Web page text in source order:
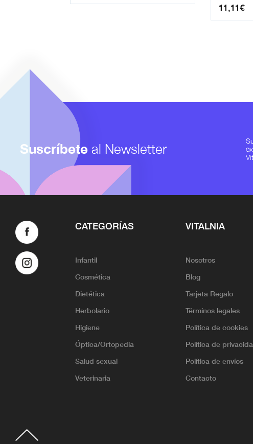
11,11€
Suscríbete al Newsletter
CATEGORÍAS
Infantil
Cosmética
Dietética
Herbolario
Higiene
Óptica/Ortopedia
Salud sexual
Veterinaria
VITALNIA
Nosotros
Blog
Tarjeta Regalo
Términos legales
Política de cookies
Política de
Política de envíos
Contacto